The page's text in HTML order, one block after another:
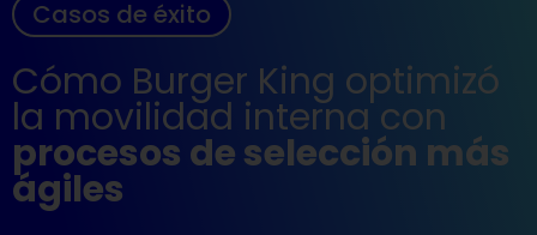
Casos de éxito
Cómo Burger King optimizó
la movilidad interna con
procesos de selección más
ágiles